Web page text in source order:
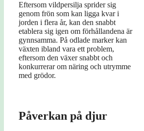
Eftersom vildpersilja sprider sig
genom frön som kan ligga kvar i
jorden i flera år, kan den snabbt
etablera sig igen om förhållandena är
gynnsamma. På odlade marker kan
växten ibland vara ett problem,
eftersom den växer snabbt och
konkurrerar om näring och utrymme
med grödor.
Påverkan på djur